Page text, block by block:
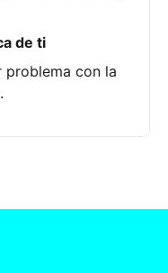
de ti
problema con la